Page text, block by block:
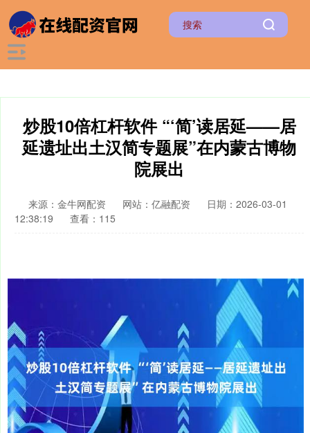
炒股10倍杠杆软件 “‘简’读居延——居
延遗址出土汉简专题展”在内蒙古博物
院展出
来源：金牛网配资 网站：亿融配资
日期：2026-03-01
12:38:19
查看：115